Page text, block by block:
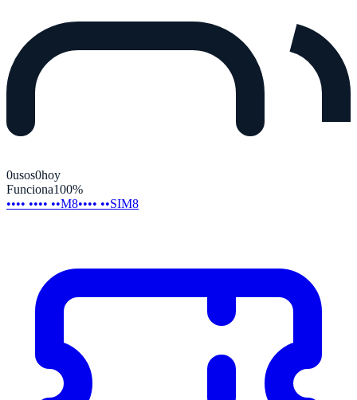
0usos0hoy
Funciona100%
•••• •••• ••M8•••• ••SIM8